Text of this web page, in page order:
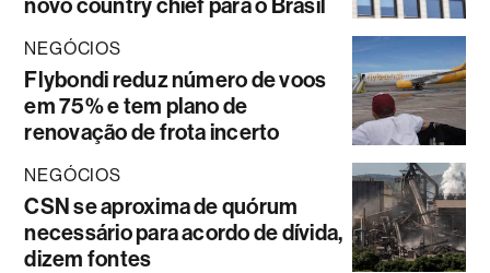
NEGÓCIOS
Flybondi reduz número de voos
em 75% e tem plano de
renovação de frota incerto
NEGÓCIOS
CSN se aproxima de quórum
necessário para acordo de dívida,
dizem fontes